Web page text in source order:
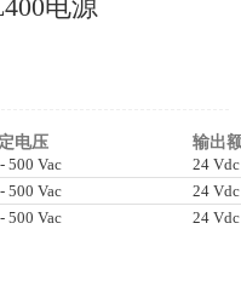
电源
电压
输出
500 Vac
24 Vdc
500 Vac
24 Vdc
500 Vac 24 Vdc